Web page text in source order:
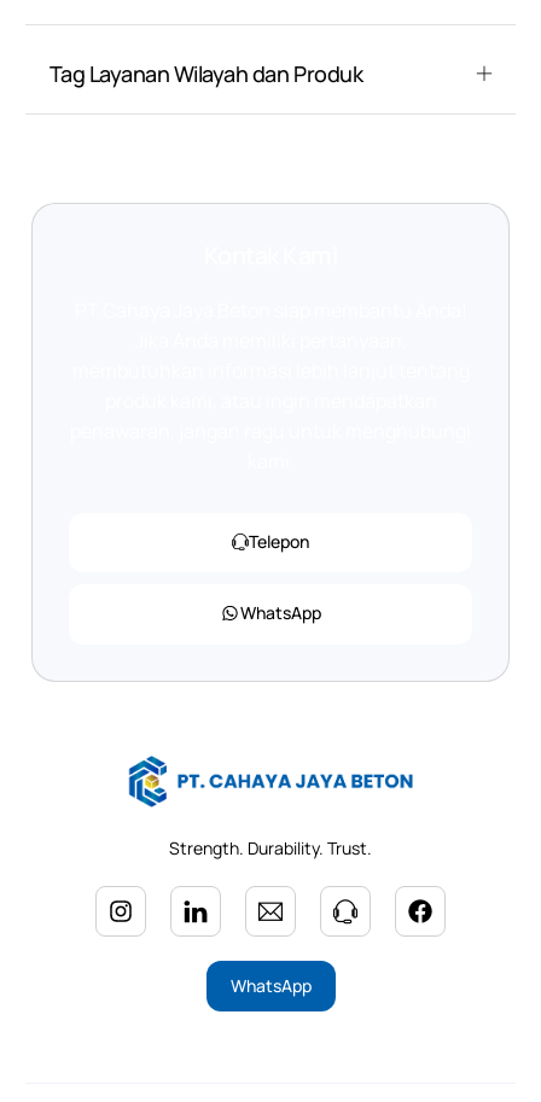
Tag Layanan Wilayah dan Produk
Telepon
WhatsApp
Strength. Durability. Trust.
WhatsApp